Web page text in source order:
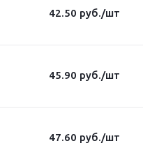
42.50 руб./шт
45.90 руб./шт
47.60 руб./шт